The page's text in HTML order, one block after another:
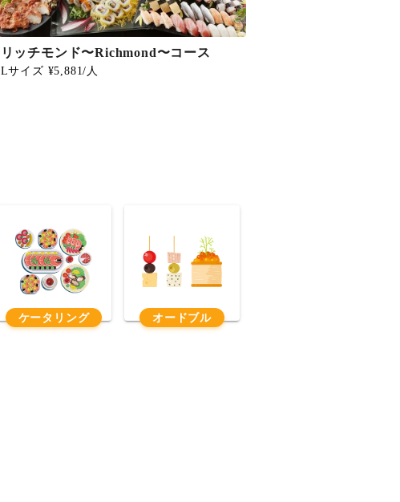
リッチモンド〜Richmond〜コース
Lサイズ ¥5,881/人
ケータリング オードブル